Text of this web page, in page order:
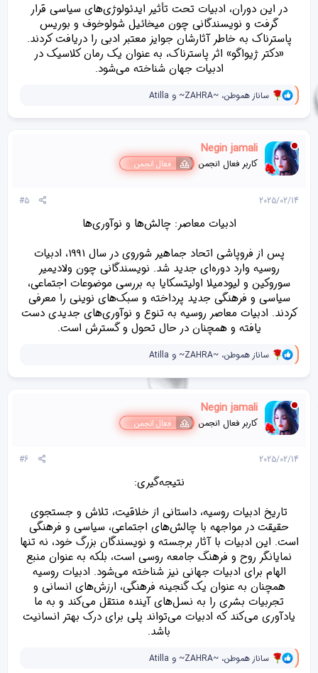
در این دوران، ادبیات تحت تأثیر ایدئولوژی‌های سیاسی قرار
گرفت و نویسندگانی چون میخائیل شولوخوف و بوریس
پاسترناک به خاطر آثارشان جوایز معتبر ادبی را دریافت کردند.
«دکتر ژیواگو» اثر پاسترناک، به عنوان یک رمان کلاسیک در
ادبیات جهان شناخته می‌شود.​
و
ک
ش‌
ه
ا
[
پ
س
ا
]
:
ساناز هموطن، ~ZAHRA~ و Atilla
Negin jamali
کاربر فعال انجمن فعال انجمن
2025/02/14
#5
ادبیات معاصر: چالش‌ها و نوآوری‌ها
پس از فروپاشی اتحاد جماهیر شوروی در سال 1991، ادبیات
روسیه وارد دوره‌ای جدید شد. نویسندگانی چون ولادیمیر
سوروکین و لیودمیلا اولیتسکایا به بررسی موضوعات اجتماعی،
سیاسی و فرهنگی جدید پرداخته و سبک‌های نوینی را معرفی
کردند. ادبیات معاصر روسیه به تنوع و نوآوری‌های جدیدی دست
یافته و همچنان در حال تحول و گسترش است.​
و
ک
ه
ا
[
پ
س
ا
]
:
ساناز هموطن، ~ZAHRA~ و Atilla
Negin jamali
کاربر فعال انجمن فعال انجمن
2025/02/14
#6
نتیجه‌گیری:
تاریخ ادبیات روسیه، داستانی از خلاقیت، تلاش و جستجوی
حقیقت در مواجهه با چالش‌های اجتماعی، سیاسی و فرهنگی
است. این ادبیات با آثار برجسته و نویسندگان بزرگ خود، نه تنها
نمایانگر روح و فرهنگ جامعه روسی است، بلکه به عنوان منبع
الهام برای ادبیات جهانی نیز شناخته می‌شود. ادبیات روسیه
همچنان به عنوان یک گنجینه فرهنگی، ارزش‌های انسانی و
تجربیات بشری را به نسل‌های آینده منتقل می‌کند و به ما
یادآوری می‌کند که ادبیات می‌تواند پلی برای درک بهتر انسانیت
باشد.​
و
ساناز هموطن، ~ZAHRA~ و Atilla